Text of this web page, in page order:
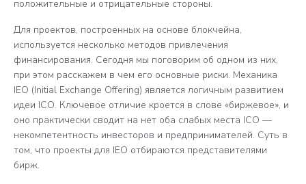
положительные и отрицательные стороны.
Для проектов, построенных на основе блокчейна,
используется несколько методов привлечения
финансирования. Сегодня мы поговорим об одном из них,
при этом расскажем в чем его основные риски. Механика
IEO (Initial Exchange Offering) является логичным развитием
идеи ICO. Ключевое отличие кроется в слове «биржевое», и
оно практически сводит на нет оба слабых места ICO —
некомпетентность инвесторов и предпринимателей. Суть в
том, что проекты для IEO отбираются представителями
бирж.